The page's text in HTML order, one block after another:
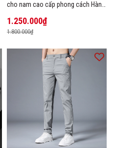
cho nam cao cấp phong cách Hàn
1.250.000₫
1.800.000₫